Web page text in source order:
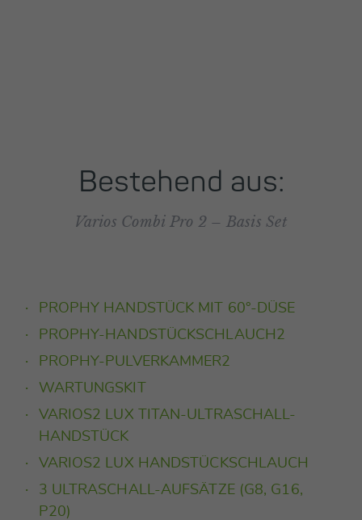
Bestehend aus:
Varios Combi Pro 2 – Basis Set
PROPHY HANDSTÜCK MIT 60°-DÜSE
PROPHY-HANDSTÜCKSCHLAUCH2
PROPHY-PULVERKAMMER2
WARTUNGSKIT
VARIOS2 LUX TITAN-ULTRASCHALL-
HANDSTÜCK
VARIOS2 LUX HANDSTÜCKSCHLAUCH
3 ULTRASCHALL-AUFSÄTZE (G8, G16,
P20)